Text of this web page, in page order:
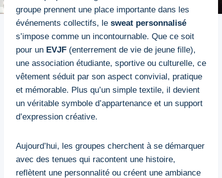
groupe prennent une place importante dans les
événements collectifs, le sweat personnalisé
s’impose comme un incontournable. Que ce soit
pour un EVJF (enterrement de vie de jeune fille),
une association étudiante, sportive ou culturelle, ce
vêtement séduit par son aspect convivial, pratique
et mémorable. Plus qu’un simple textile, il devient
un véritable symbole d’appartenance et un support
d’expression créative.
Aujourd’hui, les groupes cherchent à se démarquer
avec des tenues qui racontent une histoire,
reflètent une personnalité ou créent une ambiance